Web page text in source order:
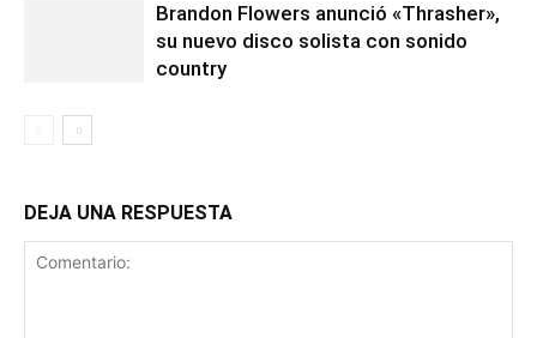
Brandon Flowers anunció «Thrasher»,
su nuevo disco solista con sonido
country
DEJA UNA RESPUESTA